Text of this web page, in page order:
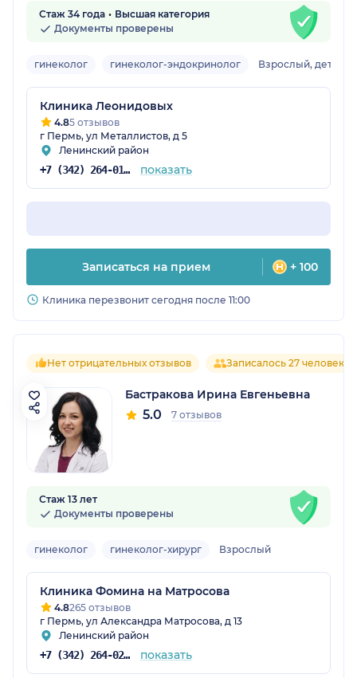
Стаж 34 года
Высшая категория
Документы проверены
гинеколог гинеколог-эндокринолог Взрослый, детский
Клиника Леонидовых
4.85 отзывов
г Пермь, ул Металлистов, д 5
Ленинский район
+7 (342) 264-01-53 показать
Записаться на прием + 100
Клиника перезвонит сегодня после 11:00
Нет отрицательных отзывов Записалось 27 человек
Бастракова Ирина Евгеньевна
5.0 7 отзывов
Стаж 13 лет
Документы проверены
гинеколог гинеколог-хирург Взрослый
Клиника Фомина на Матросова
4.8265 отзывов
г Пермь, ул Александра Матросова, д 13
Ленинский район
+7 (342) 264-02-90 показать